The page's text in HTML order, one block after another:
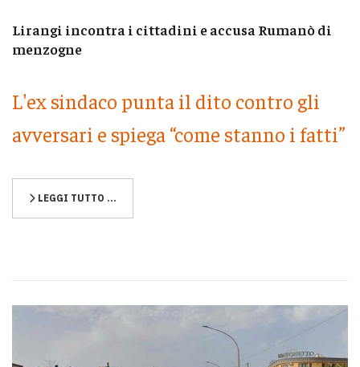
Lirangi incontra i cittadini e accusa Rumanò di
menzogne
L'ex sindaco punta il dito contro gli
avversari e spiega “come stanno i fatti”
LEGGI TUTTO …